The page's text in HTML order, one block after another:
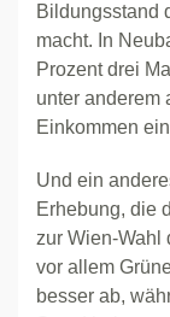
Bildungsstand
macht. In
Prozent drei
unter anderem
Einkommen
Und ein
Erhebung, die
zur Wien-Wahl
vor allem
besser ab,